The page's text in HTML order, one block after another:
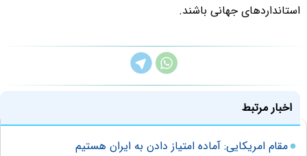
استانداردهای جهانی باشند.
اخبار مرتبط
مقام امریکایی:‍ آماده‌ امتیاز دادن به ایران هستیم